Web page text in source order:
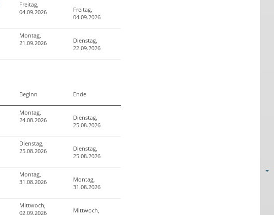
Freitag,
04.09.2026
Freitag,
04.09.2026
Montag,
21.09.2026
Dienstag,
22.09.2026
Beginn Ende
Montag,
24.08.2026
Dienstag,
25.08.2026
Dienstag,
25.08.2026
Dienstag,
25.08.2026
Montag,
31.08.2026
Montag,
31.08.2026
Mittwoch,
02.09.2026
Mittwoch,